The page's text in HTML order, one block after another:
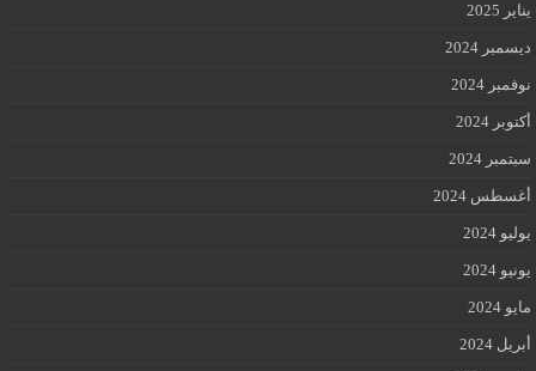
يناير 2025
ديسمبر 2024
نوفمبر 2024
أكتوبر 2024
سبتمبر 2024
أغسطس 2024
يوليو 2024
يونيو 2024
مايو 2024
أبريل 2024